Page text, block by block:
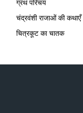
ग्रंथ परिचय
चंद्रवंशी राजाओं की कथाएँ
चित्रकूट का चातक